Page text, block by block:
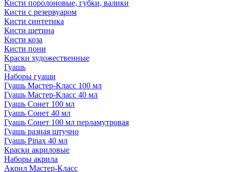
Кисти поролоновые, губки, валики
Кисти с резервуаром
Кисти синтетика
Кисти щетина
Кисти коза
Кисти пони
Краски художественные
Гуашь
Наборы гуаши
Гуашь Мастер-Класс 100 мл
Гуашь Мастер-Класс 40 мл
Гуашь Сонет 100 мл
Гуашь Сонет 40 мл
Гуашь Сонет 100 мл перламутровая
Гуашь разная штучно
Гуашь Pinax 40 мл
Краски акриловые
Наборы акрила
Акрил Мастер-Класс